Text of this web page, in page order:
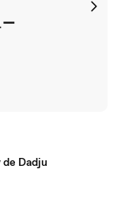
ー
Dadju